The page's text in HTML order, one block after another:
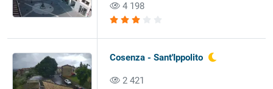
4 198
Cosenza - Sant'Ippolito
2 421